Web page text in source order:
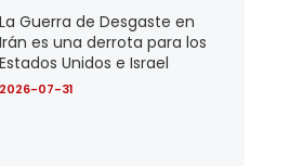
La Guerra de Desgaste en
Irán es una derrota para los
Estados Unidos e Israel
2026-07-31